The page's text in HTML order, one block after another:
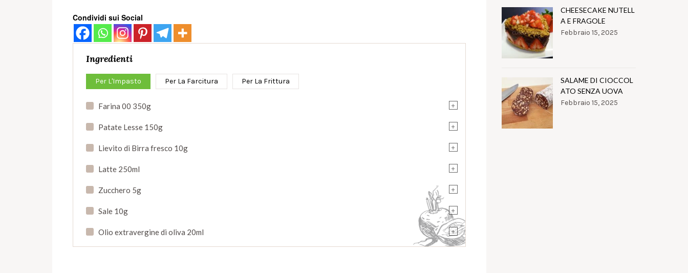
Condividi sui Social
Ingredienti
Per L'Impasto Per La Farcitura Per La Frittura
+
Farina 00 350g
+
Patate Lesse 150g
+
Lievito di Birra fresco 10g
+
Latte 250ml
+
Zucchero 5g
+
Sale 10g
+
Olio extravergine di oliva 20ml
CHEESECAKE NUTELL
A E FRAGOLE
Febbraio 15, 2025
SALAME DI CIOCCOL
ATO SENZA UOVA
Febbraio 15, 2025